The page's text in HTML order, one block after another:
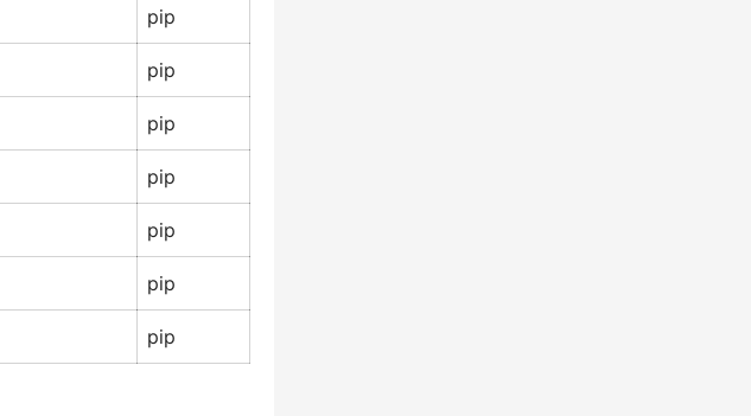
pip
pip
pip
pip
pip
pip
pip